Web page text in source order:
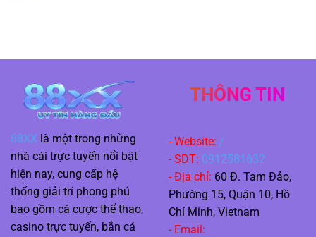
88XX là một trong những
nhà cái trực tuyến nổi bật
hiện nay, cung cấp hệ
thống giải trí phong phú
bao gồm cá cược thể thao,
casino trực tuyến, bắn cá
THÔNG TIN
- Website: /
- SDT: 0912581632
- Địa chỉ: 60 Đ. Tam Đảo,
Phường 15, Quận 10, Hồ
Chí Minh, Vietnam
- Email: